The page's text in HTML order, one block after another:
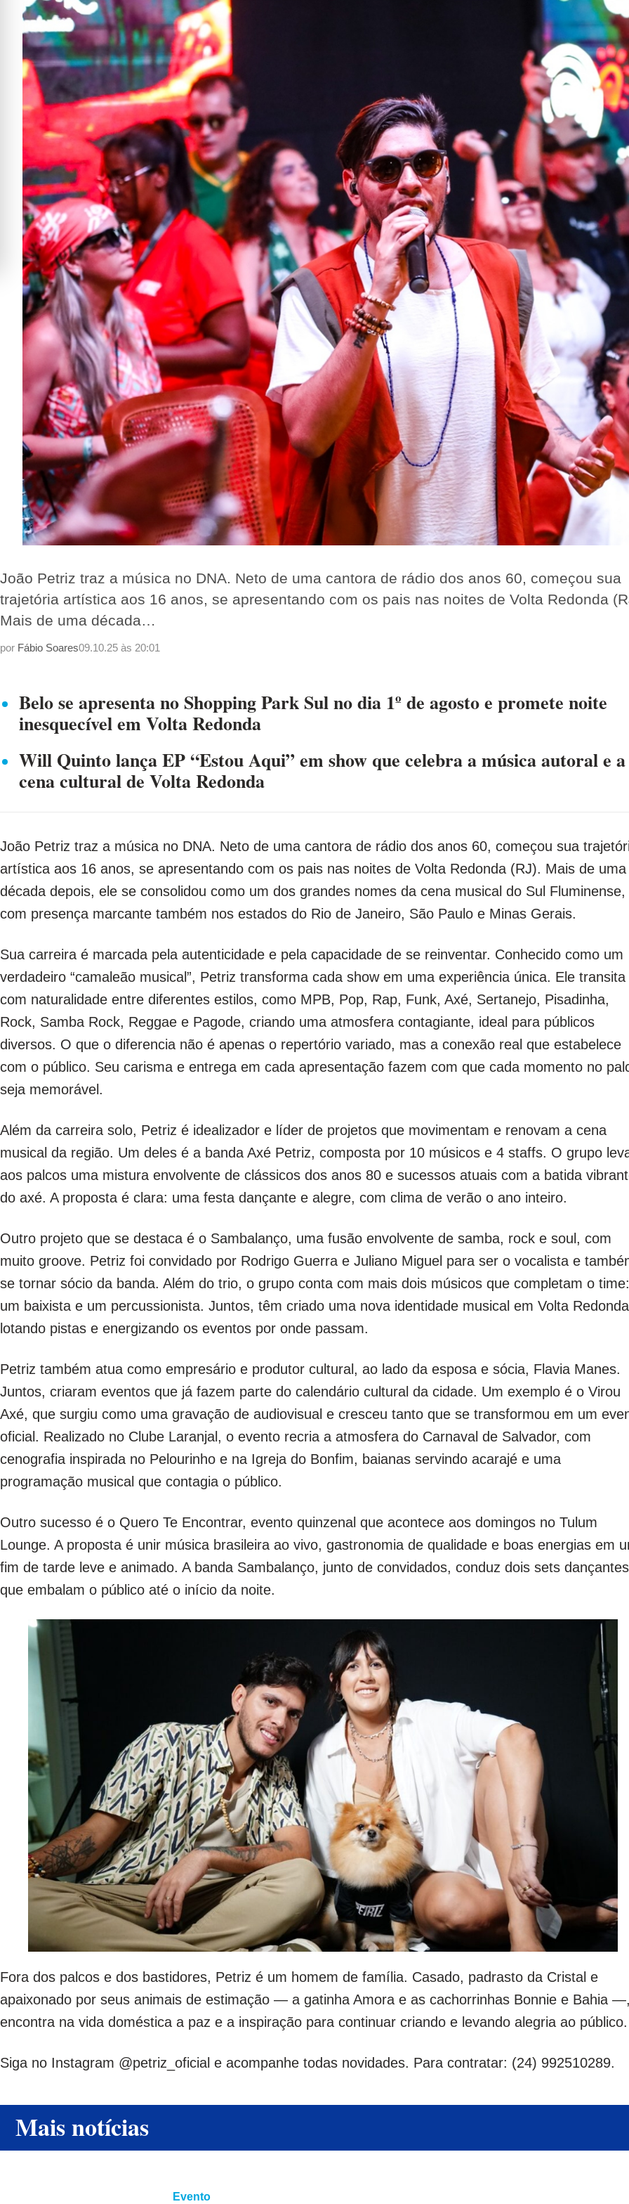
João Petriz traz a música no DNA. Neto de uma cantora de rádio dos anos 60, começou sua
trajetória artística aos 16 anos, se apresentando com os pais nas noites de Volta Redonda
Mais de uma década…
por Fábio Soares09.10.25 às 20:01
Belo se apresenta no Shopping Park Sul no dia 1º de agosto e promete noite
inesquecível em Volta Redonda
Will Quinto lança EP “Estou Aqui” em show que celebra a música autoral e a
cena cultural de Volta Redonda
João Petriz traz a música no DNA. Neto de uma cantora de rádio dos anos 60, começou sua
artística aos 16 anos, se apresentando com os pais nas noites de Volta Redonda (RJ). Mais de uma
década depois, ele se consolidou como um dos grandes nomes da cena musical do Sul Fluminense,
com presença marcante também nos estados do Rio de Janeiro, São Paulo e Minas Gerais.
Sua carreira é marcada pela autenticidade e pela capacidade de se reinventar. Conhecido como um
verdadeiro “camaleão musical”, Petriz transforma cada show em uma experiência única. Ele transita
com naturalidade entre diferentes estilos, como MPB, Pop, Rap, Funk, Axé, Sertanejo, Pisadinha,
Rock, Samba Rock, Reggae e Pagode, criando uma atmosfera contagiante, ideal para públicos
diversos. O que o diferencia não é apenas o repertório variado, mas a conexão real que estabelece
com o público. Seu carisma e entrega em cada apresentação fazem com que cada momento no
seja memorável.
Além da carreira solo, Petriz é idealizador e líder de projetos que movimentam e renovam a cena
musical da região. Um deles é a banda Axé Petriz, composta por 10 músicos e 4 staffs. O grupo
aos palcos uma mistura envolvente de clássicos dos anos 80 e sucessos atuais com a batida
do axé. A proposta é clara: uma festa dançante e alegre, com clima de verão o ano inteiro.
Outro projeto que se destaca é o Sambalanço, uma fusão envolvente de samba, rock e soul, com
muito groove. Petriz foi convidado por Rodrigo Guerra e Juliano Miguel para ser o vocalista e
se tornar sócio da banda. Além do trio, o grupo conta com mais dois músicos que completam o time:
um baixista e um percussionista. Juntos, têm criado uma nova identidade musical em Volta
lotando pistas e energizando os eventos por onde passam.
Petriz também atua como empresário e produtor cultural, ao lado da esposa e sócia, Flavia Manes.
Juntos, criaram eventos que já fazem parte do calendário cultural da cidade. Um exemplo é o Virou
Axé, que surgiu como uma gravação de audiovisual e cresceu tanto que se transformou em um
oficial. Realizado no Clube Laranjal, o evento recria a atmosfera do Carnaval de Salvador, com
cenografia inspirada no Pelourinho e na Igreja do Bonfim, baianas servindo acarajé e uma
programação musical que contagia o público.
Outro sucesso é o Quero Te Encontrar, evento quinzenal que acontece aos domingos no Tulum
Lounge. A proposta é unir música brasileira ao vivo, gastronomia de qualidade e boas energias em
fim de tarde leve e animado. A banda Sambalanço, junto de convidados, conduz dois sets dançantes
que embalam o público até o início da noite.
Fora dos palcos e dos bastidores, Petriz é um homem de família. Casado, padrasto da Cristal e
apaixonado por seus animais de estimação — a gatinha Amora e as cachorrinhas Bonnie e Bahia
encontra na vida doméstica a paz e a inspiração para continuar criando e levando alegria ao público.
Siga no Instagram @petriz_oficial e acompanhe todas novidades. Para contratar: (24) 992510289.
Mais notícias
Evento